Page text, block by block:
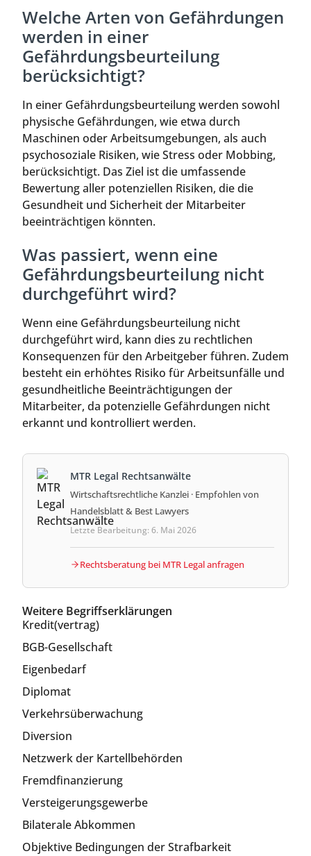
Welche Arten von Gefährdungen
werden in einer
Gefährdungsbeurteilung
berücksichtigt?
In einer Gefährdungsbeurteilung werden sowohl
physische Gefährdungen, wie etwa durch
Maschinen oder Arbeitsumgebungen, als auch
psychosoziale Risiken, wie Stress oder Mobbing,
berücksichtigt. Das Ziel ist die umfassende
Bewertung aller potenziellen Risiken, die die
Gesundheit und Sicherheit der Mitarbeiter
beeinträchtigen könnten.
Was passiert, wenn eine
Gefährdungsbeurteilung nicht
durchgeführt wird?
Wenn eine Gefährdungsbeurteilung nicht
durchgeführt wird, kann dies zu rechtlichen
Konsequenzen für den Arbeitgeber führen. Zudem
besteht ein erhöhtes Risiko für Arbeitsunfälle und
gesundheitliche Beeinträchtigungen der
Mitarbeiter, da potenzielle Gefährdungen nicht
erkannt und kontrolliert werden.
MTR Legal Rechtsanwälte
Wirtschaftsrechtliche Kanzlei · Empfohlen von
Handelsblatt & Best Lawyers
Letzte Bearbeitung: 6. Mai 2026
Rechtsberatung bei MTR Legal anfragen
Weitere Begriffserklärungen
Kredit(vertrag)
BGB-Gesellschaft
Eigenbedarf
Diplomat
Verkehrsüberwachung
Diversion
Netzwerk der Kartellbehörden
Fremdfinanzierung
Versteigerungsgewerbe
Bilaterale Abkommen
Objektive Bedingungen der Strafbarkeit